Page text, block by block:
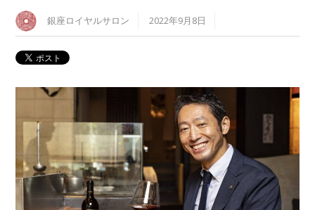
銀座ロイヤルサロン 2022年9月8日